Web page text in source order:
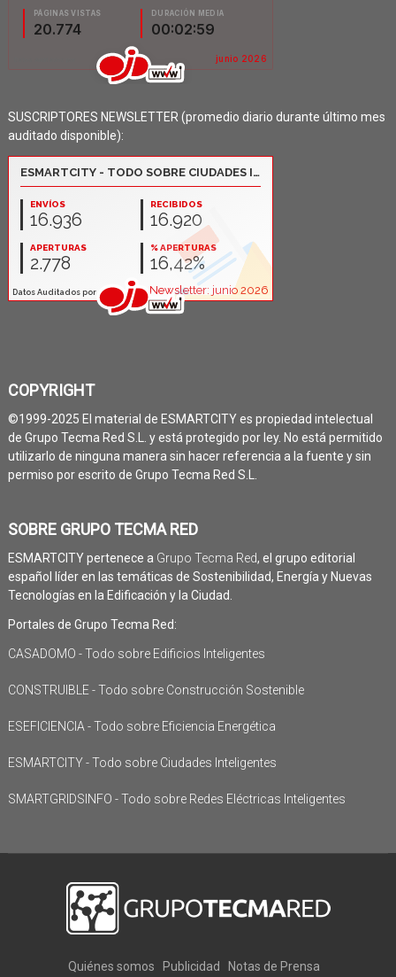
SUSCRIPTORES NEWSLETTER (promedio diario durante último mes
auditado disponible):
COPYRIGHT
©1999-2025 El material de ESMARTCITY es propiedad intelectual
de Grupo Tecma Red S.L. y está protegido por ley. No está permitido
utilizarlo de ninguna manera sin hacer referencia a la fuente y sin
permiso por escrito de Grupo Tecma Red S.L.
SOBRE GRUPO TECMA RED
ESMARTCITY pertenece a Grupo Tecma Red, el grupo editorial
español líder en las temáticas de Sostenibilidad, Energía y Nuevas
Tecnologías en la Edificación y la Ciudad.
Portales de Grupo Tecma Red:
CASADOMO - Todo sobre Edificios Inteligentes
CONSTRUIBLE - Todo sobre Construcción Sostenible
ESEFICIENCIA - Todo sobre Eficiencia Energética
ESMARTCITY - Todo sobre Ciudades Inteligentes
SMARTGRIDSINFO - Todo sobre Redes Eléctricas Inteligentes
Quiénes somos Publicidad Notas de Prensa